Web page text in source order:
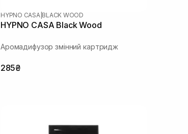
HYPNO CASA BLACK WOOD
HYPNO CASA Black Wood
Аромадифузор змінний картридж
285₴